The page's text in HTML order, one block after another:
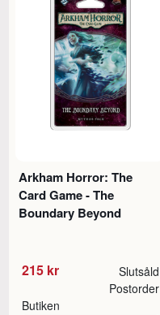
Arkham Horror: The
Card Game - The
Boundary Beyond
215 kr Slutsåld
Butiken
Postorder